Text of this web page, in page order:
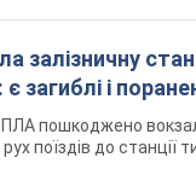
залізничну
загиблі і
пошкоджено
поїздів до станції